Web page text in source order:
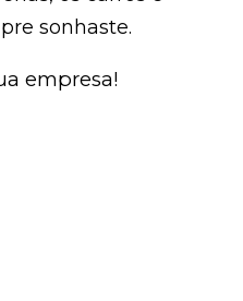
sonhaste.
empresa!